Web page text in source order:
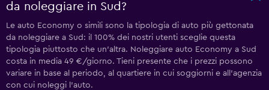
da noleggiare in Sud?
Le auto Economy o simili sono la tipologia di auto più gettonata
da noleggiare a Sud: il 100% dei nostri utenti sceglie questa
tipologia piuttosto che un'altra. Noleggiare auto Economy a Sud
costa in media 49 €/giorno. Tieni presente che i prezzi possono
variare in base al periodo, al quartiere in cui soggiorni e all'agenzia
con cui noleggi l'auto.